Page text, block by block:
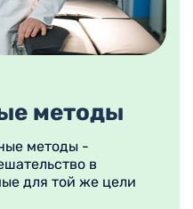
методы
методы -
в
для той же цели